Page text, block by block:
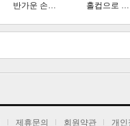
반가운 손…
홀컵으로 …
제휴문의 회원약관 개인